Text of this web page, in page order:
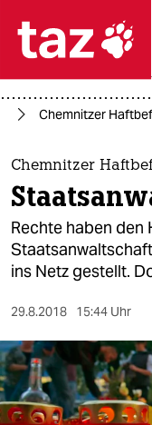

themen
politik
öko
gesellschaft
sport
berlin
usa
Chemnitzer
Chemnitzer
Rechte haben
ins Netz gestellt.
29.8.2018 15:44 Uhr